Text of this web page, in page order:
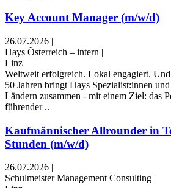
Key Account Manager (m/w/d)
26.07.2026 |
Hays Österreich – intern |
Linz
Weltweit erfolgreich. Lokal engagiert.
50 Jahren bringt Hays Spezialist:innen
Ländern zusammen - mit einem Ziel: das
führender ..
Kaufmännischer Allrounder in
Stunden (m/w/d)
26.07.2026
Schulmeister Management Consulting